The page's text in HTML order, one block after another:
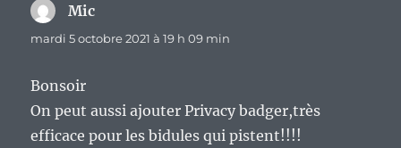
Mic
mardi 5 octobre 2021 à 19 h 09 min
Bonsoir
On peut aussi ajouter Privacy badger,très
efficace pour les bidules qui pistent!!!!